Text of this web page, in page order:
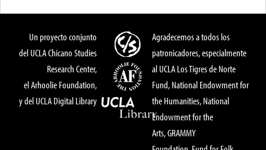
Un proyecto conjunto
del UCLA Chicano Studies
Research Center,
el Arhoolie Foundation,
y del UCLA Digital Library
Agradecemos a todos los
patronicadores, especialmente
al UCLA Los Tigres de Norte
Fund, National Endowment for
the Humanities, National
Endowment for the
Arts, GRAMMY